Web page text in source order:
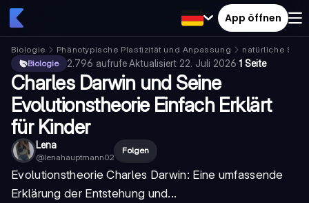
App öffnen
Biologie Phänotypische Plastizität und Anpassung
natürliche
Biologie
2.796 aufrufe·Aktualisiert 22. Juli 2026·1 Seite
Charles Darwin und Seine
Evolutionstheorie Einfach Erklärt
für Kinder
Lena
@lenahauptmann02
Folgen
Evolutionstheorie Charles Darwin: Eine umfassende
Erklärung der Entstehung und...